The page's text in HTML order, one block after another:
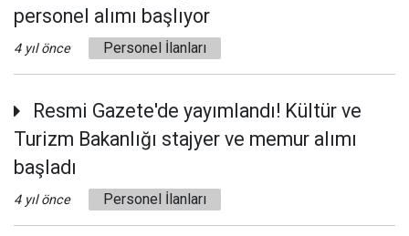
personel alımı başlıyor
4 yıl önce Personel İlanları
Resmi Gazete'de yayımlandı! Kültür ve
Turizm Bakanlığı stajyer ve memur alımı
başladı
4 yıl önce Personel İlanları